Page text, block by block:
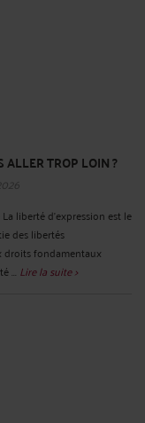
ALLER TROP LOIN ?
liberté d'expression est le
des libertés
droits fondamentaux
... Lire la suite >